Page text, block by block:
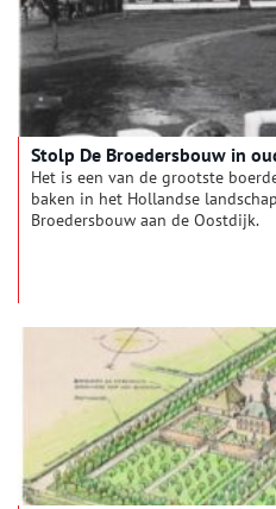
Stolp De Broedersbouw in
Het is een van de grootste
baken in het Hollandse
Broedersbouw aan de Oostdijk.